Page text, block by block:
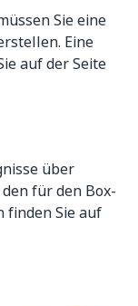
Sie eine
Eine
auf der Seite
über
für den Box-
finden Sie auf